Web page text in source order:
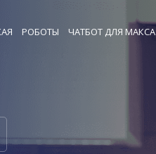
РОБОТЫ ЧАТБОТ ДЛЯ МАКСА